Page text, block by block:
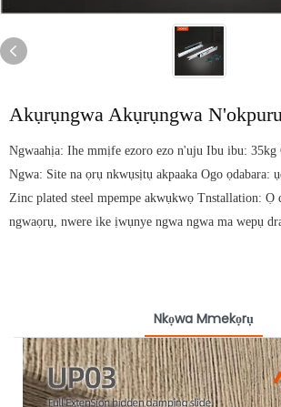
Akụrụngwa Akụrụngwa
Ngwaahịa: Ihe mmịfe ezoro ezo n'uju Ibu ibu: 35kg
Ngwa: Site na ọrụ nkwụsịtụ akpaaka Ogo ọdabara:
Zinc plated steel mpempe akwụkwọ Tnstallation: Ọ
ngwaọrụ, nwere ike ịwụnye ngwa ngwa ma wepụ
Nkọwa Mmekọrụ